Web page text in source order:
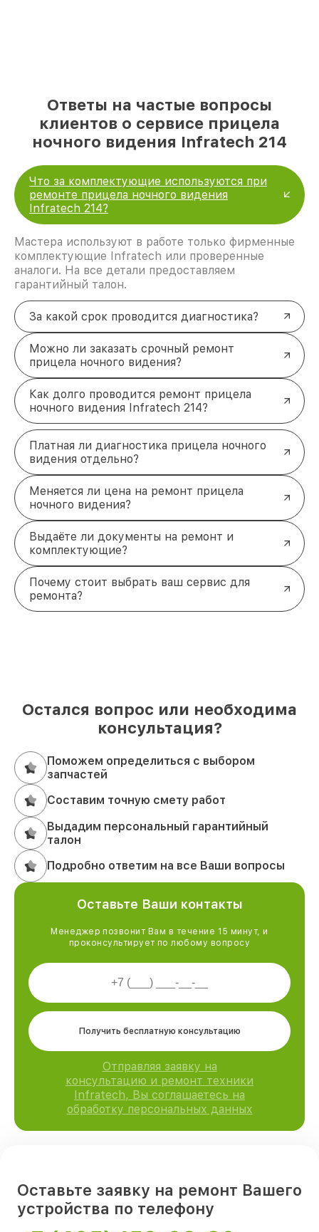
Ответы на частые вопросы
клиентов о сервисе прицела
ночного видения Infratech 214
Что за комплектующие используются при
ремонте прицела ночного видения
Infratech 214?
Мастера используют в работе только фирменные
комплектующие Infratech или проверенные
аналоги. На все детали предоставляем
гарантийный талон.
За какой срок проводится диагностика?
Можно ли заказать срочный ремонт
прицела ночного видения?
Как долго проводится ремонт прицела
ночного видения Infratech 214?
Платная ли диагностика прицела ночного
видения отдельно?
Меняется ли цена на ремонт прицела
ночного видения?
Выдаёте ли документы на ремонт и
комплектующие?
Почему стоит выбрать ваш сервис для
ремонта?
Остался вопрос или необходима
консультация?
Поможем определиться с выбором
запчастей
Составим точную смету работ
Выдадим персональный гарантийный
талон
Подробно ответим на все Ваши вопросы
Оставьте Ваши контакты
Менеджер позвонит Вам в течение 15 минут, и
проконсультирует по любому вопросу
Получить бесплатную консультацию
Отправляя заявку на
консультацию и ремонт техники
Infratech, Вы соглашаетесь на
обработку персональных данных
Оставьте заявку на ремонт Вашего
устройства по телефону